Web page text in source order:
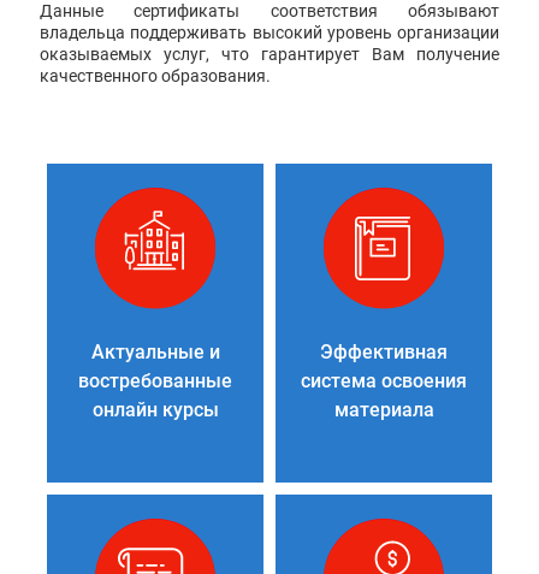
Данные сертификаты соответствия обязывают
владельца поддерживать высокий уровень организации
оказываемых услуг, что гарантирует Вам получение
качественного образования.
Актуальные и
востребованные
онлайн курсы
Эффективная
система освоения
материала